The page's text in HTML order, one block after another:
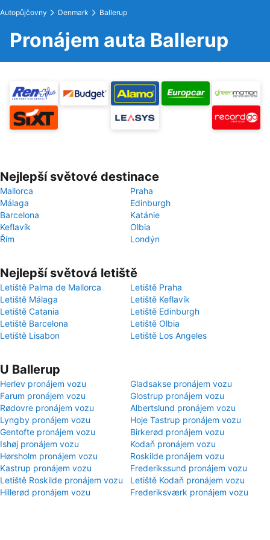
Autopůjčovny Denmark Ballerup
Pronájem auta Ballerup
Nejlepší světové destinace
Mallorca
Praha
Málaga
Edinburgh
Barcelona
Katánie
Keflavík
Olbia
Řím
Londýn
Nejlepší světová letiště
Letiště Palma de Mallorca
Letiště Praha
Letiště Málaga
Letiště Keflavík
Letiště Catania
Letiště Edinburgh
Letiště Barcelona
Letiště Olbia
Letiště Lisabon
Letiště Los Angeles
U Ballerup
Herlev pronájem vozu
Gladsakse pronájem vozu
Farum pronájem vozu
Glostrup pronájem vozu
Rødovre pronájem vozu
Albertslund pronájem vozu
Lyngby pronájem vozu
Hoje Tastrup pronájem vozu
Gentofte pronájem vozu
Birkerød pronájem vozu
Ishøj pronájem vozu
Kodaň pronájem vozu
Hørsholm pronájem vozu
Roskilde pronájem vozu
Kastrup pronájem vozu
Frederikssund pronájem vozu
Letiště Roskilde pronájem vozu
Letiště Kodaň pronájem vozu
Hillerød pronájem vozu
Frederiksværk pronájem vozu